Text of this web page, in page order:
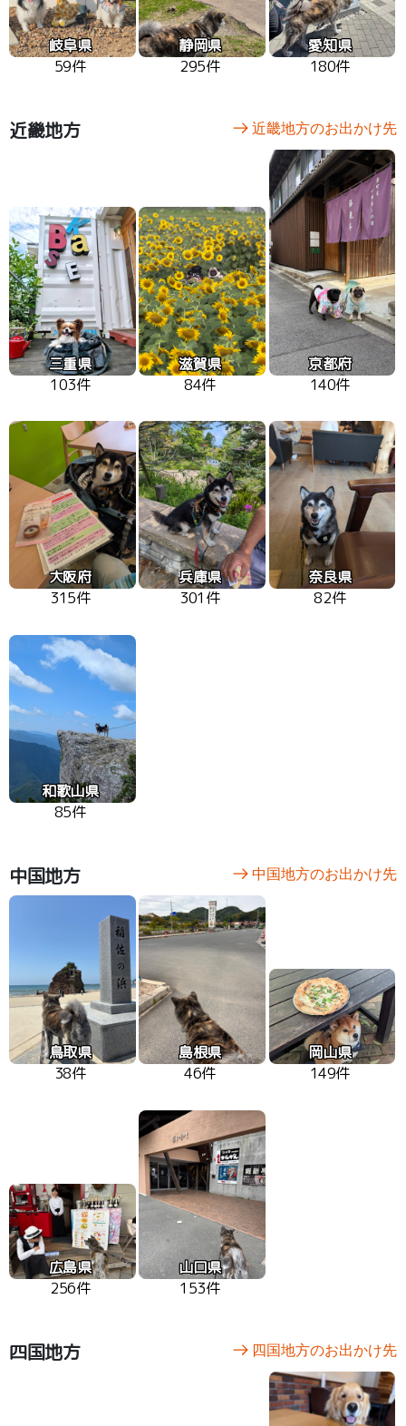
岐阜県
59件
静岡県
295件
愛知県
180件
近畿地方 近畿地方のお出かけ先
三重県
103件
滋賀県
84件
京都府
140件
大阪府
315件
兵庫県
301件
奈良県
82件
和歌山県
85件
中国地方 中国地方のお出かけ先
鳥取県
38件
島根県
46件
岡山県
149件
広島県
256件
山口県
153件
四国地方 四国地方のお出かけ先